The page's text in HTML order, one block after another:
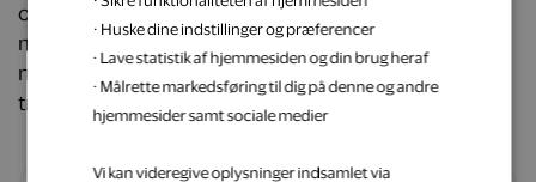
over 250.000 tilfredse kunder tilbyder de produkter
med gennemtænkte detaljer som kølende bambus
materialer og 33‑dages søvngaranti for optimal
tryghed ved køb.
· Huske dine indstillinger og præferencer
· Lave statistik af hjemmesiden og din brug heraf
· Målrette markedsføring til dig på denne og andre
hjemmesider samt sociale medier
Vi kan videregive oplysninger indsamlet via